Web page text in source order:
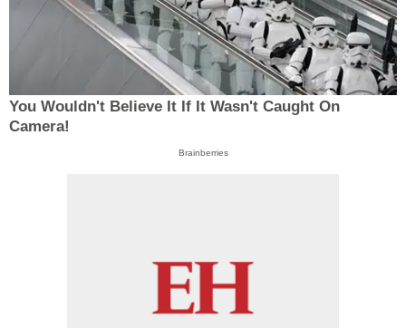
You Wouldn't Believe It If It Wasn't Caught On
Camera!
Brainberries